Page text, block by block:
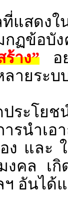
ที่แสดง
กฏข้อ
าง” อ
ายระบ
ประโย
ารนำเ
ง และ
งคล เ
ฯ อันได้